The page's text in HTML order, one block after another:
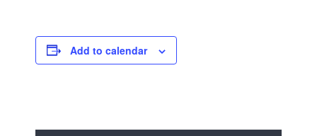
Add to calendar